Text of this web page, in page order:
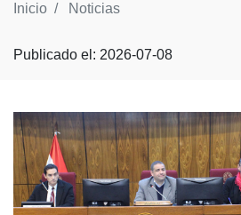
Inicio Noticias
Publicado el: 2026-07-08